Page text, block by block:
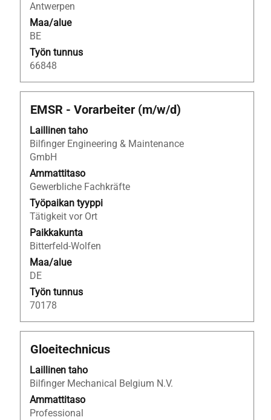
Antwerpen
Maa/alue
BE
Työn tunnus
66848
Ammattinimike
EMSR - Vorarbeiter (m/w/d)
Laillinen taho
Bilfinger Engineering & Maintenance
GmbH
Ammattitaso
Gewerbliche Fachkräfte
Työpaikan tyyppi
Tätigkeit vor Ort
Paikkakunta
Bitterfeld-Wolfen
Maa/alue
DE
Työn tunnus
70178
Valitse
jos
haluat
nähdä
työpaikan
kaikki
tiedot.
Ammattinimike
Gloeitechnicus
Laillinen taho
Bilfinger Mechanical Belgium N.V.
Ammattitaso
Professional
Valitse
jos
haluat
nähdä
työpaikan